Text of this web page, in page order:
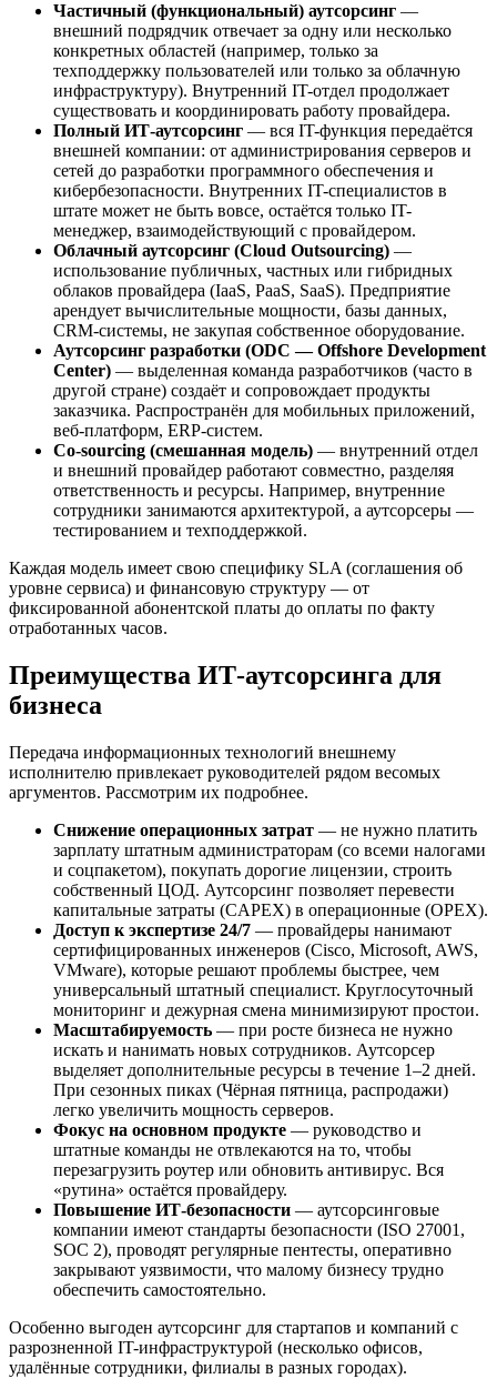
Частичный (функциональный) аутсорсинг —
внешний подрядчик отвечает за одну или несколько
конкретных областей (например, только за
техподдержку пользователей или только за облачную
инфраструктуру). Внутренний IT-отдел продолжает
существовать и координировать работу провайдера.
Полный ИТ-аутсорсинг — вся IT-функция передаётся
внешней компании: от администрирования серверов и
сетей до разработки программного обеспечения и
кибербезопасности. Внутренних IT-специалистов в
штате может не быть вовсе, остаётся только IT-
менеджер, взаимодействующий с провайдером.
Облачный аутсорсинг (Cloud Outsourcing) —
использование публичных, частных или гибридных
облаков провайдера (IaaS, PaaS, SaaS). Предприятие
арендует вычислительные мощности, базы данных,
CRM-системы, не закупая собственное оборудование.
Аутсорсинг разработки (ODC — Offshore Development
Center) — выделенная команда разработчиков (часто в
другой стране) создаёт и сопровождает продукты
заказчика. Распространён для мобильных приложений,
веб-платформ, ERP-систем.
Co-sourcing (смешанная модель) — внутренний отдел
и внешний провайдер работают совместно, разделяя
ответственность и ресурсы. Например, внутренние
сотрудники занимаются архитектурой, а аутсорсеры —
тестированием и техподдержкой.
Каждая модель имеет свою специфику SLA (соглашения об
уровне сервиса) и финансовую структуру — от
фиксированной абонентской платы до оплаты по факту
отработанных часов.
Преимущества ИТ-аутсорсинга для
бизнеса
Передача информационных технологий внешнему
исполнителю привлекает руководителей рядом весомых
аргументов. Рассмотрим их подробнее.
Снижение операционных затрат — не нужно платить
зарплату штатным администраторам (со всеми налогами
и соцпакетом), покупать дорогие лицензии, строить
собственный ЦОД. Аутсорсинг позволяет перевести
капитальные затраты (CAPEX) в операционные (OPEX).
Доступ к экспертизе 24/7 — провайдеры нанимают
сертифицированных инженеров (Cisco, Microsoft, AWS,
VMware), которые решают проблемы быстрее, чем
универсальный штатный специалист. Круглосуточный
мониторинг и дежурная смена минимизируют простои.
Масштабируемость — при росте бизнеса не нужно
искать и нанимать новых сотрудников. Аутсорсер
выделяет дополнительные ресурсы в течение 1–2 дней.
При сезонных пиках (Чёрная пятница, распродажи)
легко увеличить мощность серверов.
Фокус на основном продукте — руководство и
штатные команды не отвлекаются на то, чтобы
перезагрузить роутер или обновить антивирус. Вся
«рутина» остаётся провайдеру.
Повышение ИТ-безопасности — аутсорсинговые
компании имеют стандарты безопасности (ISO 27001,
SOC 2), проводят регулярные пентесты, оперативно
закрывают уязвимости, что малому бизнесу трудно
обеспечить самостоятельно.
Особенно выгоден аутсорсинг для стартапов и компаний с
разрозненной IT-инфраструктурой (несколько офисов,
удалённые сотрудники, филиалы в разных городах).